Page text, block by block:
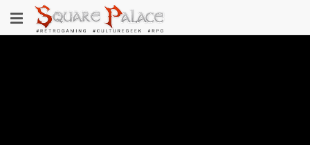
au
contenu
Toggle
navigation